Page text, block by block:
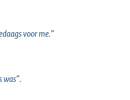
voor me.”
was”.